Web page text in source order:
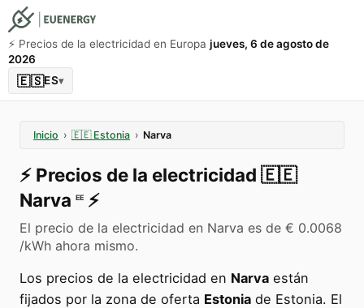
⚡️ Precios de la electricidad en Europa jueves, 6 de agosto de
2026
🇪🇸ES▾
Inicio › 🇪🇪 Estonia › Narva
⚡️ Precios de la electricidad 🇪🇪
Narva EE ⚡️
El precio de la electricidad en Narva es de € 0.0068
/kWh ahora mismo.
Los precios de la electricidad en Narva están
fijados por la zona de oferta Estonia de Estonia. El